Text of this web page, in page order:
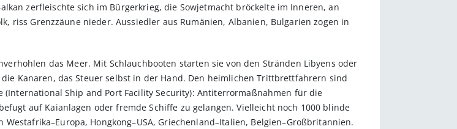
zerfleischte sich im Bürgerkrieg, die Sowjetmacht bröckelte im Inneren, an
riss Grenzzäune nieder. Aussiedler aus Rumänien, Albanien, Bulgarien zogen in
das Meer. Mit Schlauchbooten starten sie von den Stränden Libyens oder
Kanaren, das Steuer selbst in der Hand. Den heimlichen Trittbrettfahrern sind
(International Ship and Port Facility Security): Antiterrormaßnahmen für die
auf Kaianlagen oder fremde Schiffe zu gelangen. Vielleicht noch 1000 blinde
Hongkong–USA, Griechenland–Italien, Belgien–Großbritannien.